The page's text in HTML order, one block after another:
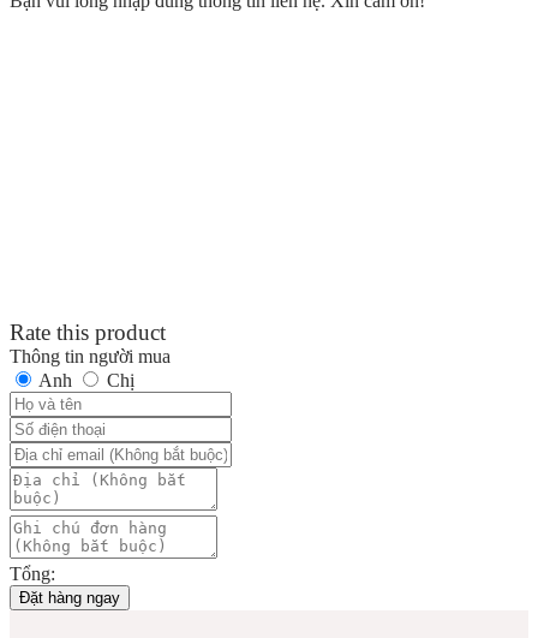
Rate this product
Thông tin người mua
Anh
Chị
Tổng:
Đặt hàng ngay